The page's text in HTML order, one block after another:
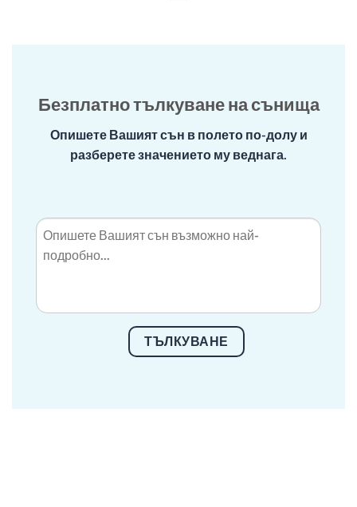
Безплатно тълкуване на сънища
Опишете Вашият сън в полето по-долу и
разберете значението му веднага.
ТЪЛКУВАНЕ